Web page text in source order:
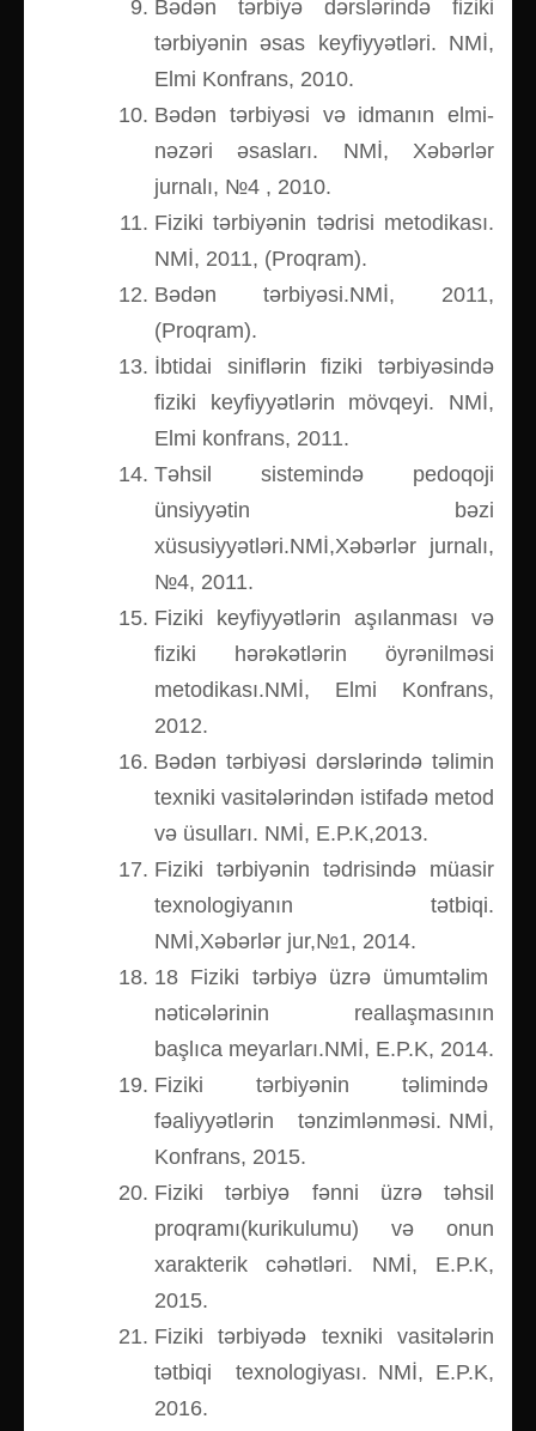
Bədən tərbiyə dərslərində fiziki
tərbiyənin əsas keyfiyyətləri. NMİ,
Elmi Konfrans, 2010.
Bədən tərbiyəsi və idmanın elmi-
nəzəri əsasları. NMİ, Xəbərlər
jurnalı, №4 , 2010.
Fiziki tərbiyənin tədrisi metodikası.
NMİ, 2011, (Proqram).
Bədən tərbiyəsi.NMİ, 2011,
(Proqram).
İbtidai siniflərin fiziki tərbiyəsində
fiziki keyfiyyətlərin mövqeyi. NMİ,
Elmi konfrans, 2011.
Təhsil sistemində pedoqoji
ünsiyyətin bəzi
xüsusiyyətləri.NMİ,Xəbərlər jurnalı,
№4, 2011.
Fiziki keyfiyyətlərin aşılanması və
fiziki hərəkətlərin öyrənilməsi
metodikası.NMİ, Elmi Konfrans,
2012.
Bədən tərbiyəsi dərslərində təlimin
texniki vasitələrindən istifadə metod
və üsulları. NMİ, E.P.K,2013.
Fiziki tərbiyənin tədrisində müasir
texnologiyanın tətbiqi.
NMİ,Xəbərlər jur,№1, 2014.
18 Fiziki tərbiyə üzrə ümumtəlim
nəticələrinin reallaşmasının
başlıca meyarları.NMİ, E.P.K, 2014.
Fiziki tərbiyənin təlimində
fəaliyyətlərin tənzimlənməsi. NMİ,
Konfrans, 2015.
Fiziki tərbiyə fənni üzrə təhsil
proqramı(kurikulumu) və onun
xarakterik cəhətləri. NMİ, E.P.K,
2015.
Fiziki tərbiyədə texniki vasitələrin
tətbiqi texnologiyası. NMİ, E.P.K,
2016.